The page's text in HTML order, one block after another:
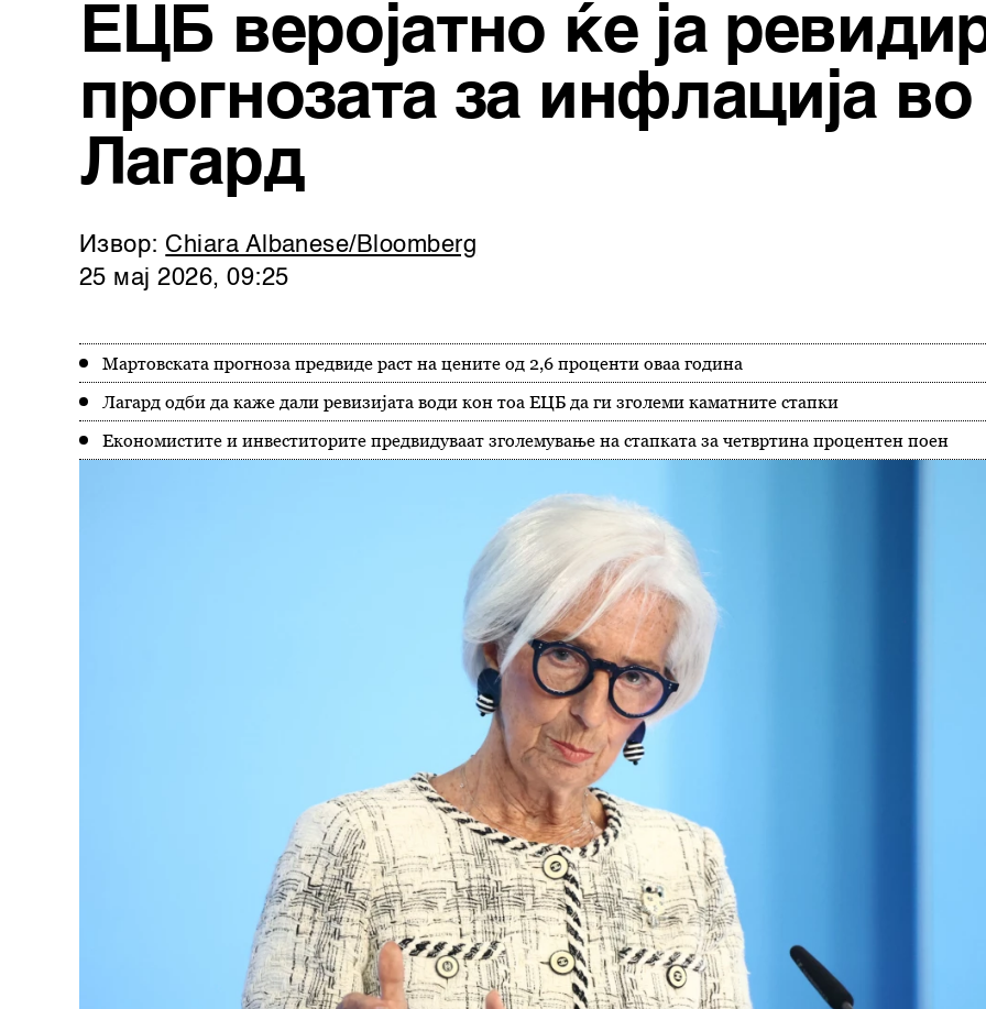
ЕЦБ веројатно ќе ја
прогнозата за инфлација во
Лагард
Извор: Chiara Albanese/Bloomberg
25 мај 2026, 09:25
Мартовската прогноза предвиде раст на цените од 2,6 проценти оваа година
Лагард одби да каже дали ревизијата води кон тоа ЕЦБ да ги зголеми каматните стапки
Економистите и инвеститорите предвидуваат зголемување на стапката за четвртина процентен поен